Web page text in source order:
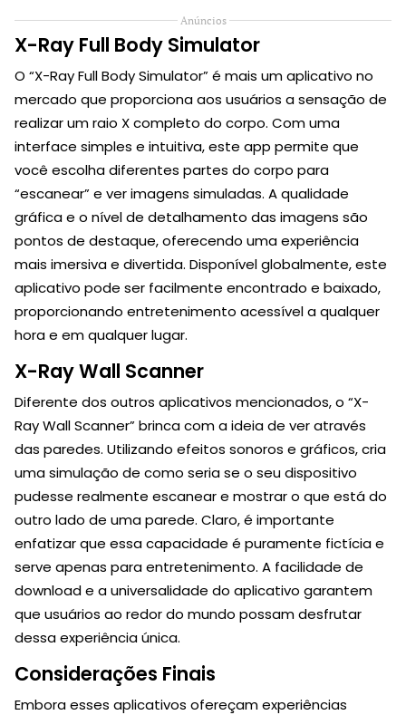
Anúncios
X-Ray Full Body Simulator
O “X-Ray Full Body Simulator” é mais um aplicativo no
mercado que proporciona aos usuários a sensação de
realizar um raio X completo do corpo. Com uma
interface simples e intuitiva, este app permite que
você escolha diferentes partes do corpo para
“escanear” e ver imagens simuladas. A qualidade
gráfica e o nível de detalhamento das imagens são
pontos de destaque, oferecendo uma experiência
mais imersiva e divertida. Disponível globalmente, este
aplicativo pode ser facilmente encontrado e baixado,
proporcionando entretenimento acessível a qualquer
hora e em qualquer lugar.
X-Ray Wall Scanner
Diferente dos outros aplicativos mencionados, o “X-
Ray Wall Scanner” brinca com a ideia de ver através
das paredes. Utilizando efeitos sonoros e gráficos, cria
uma simulação de como seria se o seu dispositivo
pudesse realmente escanear e mostrar o que está do
outro lado de uma parede. Claro, é importante
enfatizar que essa capacidade é puramente fictícia e
serve apenas para entretenimento. A facilidade de
download e a universalidade do aplicativo garantem
que usuários ao redor do mundo possam desfrutar
dessa experiência única.
Considerações Finais
Embora esses aplicativos ofereçam experiências